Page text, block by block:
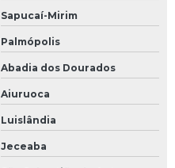
Sapucaí-Mirim
Palmópolis
Abadia dos Dourados
Aiuruoca
Luislândia
Jeceaba